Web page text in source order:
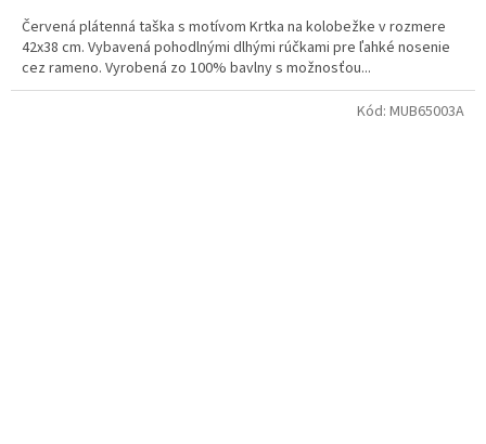
Červená plátenná taška s motívom Krtka na kolobežke v rozmere
42x38 cm. Vybavená pohodlnými dlhými rúčkami pre ľahké nosenie
cez rameno. Vyrobená zo 100% bavlny s možnosťou...
Kód: MUB65003A